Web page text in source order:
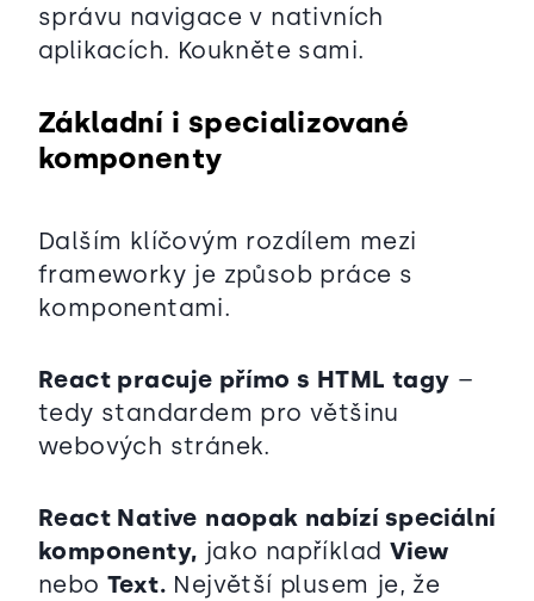
správu navigace v nativních
aplikacích. Koukněte sami.
Základní i specializované
komponenty
Dalším klíčovým rozdílem mezi
frameworky je způsob práce s
komponentami.
React pracuje přímo s HTML tagy –
tedy standardem pro většinu
webových stránek.
React Native naopak nabízí speciální
komponenty, jako například View
nebo Text. Největší plusem je, že